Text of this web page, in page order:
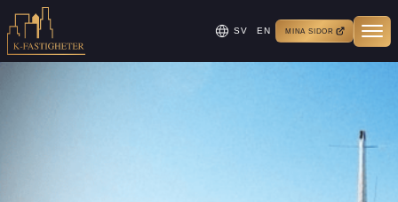
SV EN MINA SIDOR